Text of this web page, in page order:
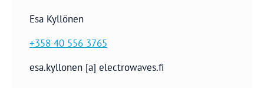
Esa Kyllönen
+358 40 556 3765
esa.kyllonen [a] electrowaves.fi